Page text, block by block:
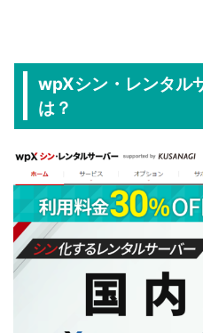
wpXシン・レンタル
は？